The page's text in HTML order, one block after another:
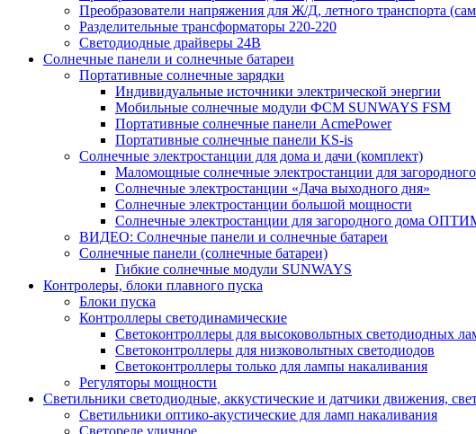
Преобразователи напряжения для Ж/Д, летного транспорта
Разделительные трансформаторы 220-220
Светодиодные драйверы 24В
Солнечные панели и солнечные батареи
Портативные солнечные зарядки
Индивидуальные источники электрической энергии
Мобильные солнечные модули ФСМ SUNWAYS FSM
Портативные солнечные панели AcmePower
Портативные солнечные панели KS-is
Солнечные электростанции для дома и дачи (комплект)
Маломощные солнечные электростанции для
Солнечные электростанции «Дача выходного дня»
Солнечные электростанции большой мощности
Солнечные электростанции для загородного дома
ВИДЕО: Солнечные панели и солнечные батареи
Солнечные панели (солнечные батареи)
Гибкие солнечные модули SUNWAYS
Контролеры, блоки плавного пуска
Блоки пуска
Контроллеры светодинамические
Светоконтроллеры для высоковольтных светодиодных
Светоконтроллеры для низковольтных светодиодов
Светоконтроллеры только для лампы накаливания
Регуляторы мощности
Светильники светодиодные, аккустические и датчики движения,
Светильники оптико-акустические для ламп накаливания
Светореле уличное